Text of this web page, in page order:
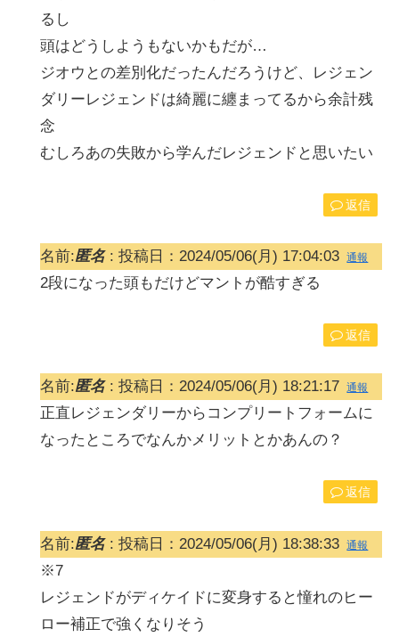
るし
頭はどうしようもないかもだが…
ジオウとの差別化だったんだろうけど、レジェン
ダリーレジェンドは綺麗に纏まってるから余計残
念
むしろあの失敗から学んだレジェンドと思いたい
返信
名前:匿名: 投稿日：2024/05/06(月) 17:04:03 通報
2段になった頭もだけどマントが酷すぎる
返信
名前:匿名: 投稿日：2024/05/06(月) 18:21:17 通報
正直レジェンダリーからコンプリートフォームに
なったところでなんかメリットとかあんの？
返信
名前:匿名: 投稿日：2024/05/06(月) 18:38:33 通報
※7
レジェンドがディケイドに変身すると憧れのヒー
ロー補正で強くなりそう